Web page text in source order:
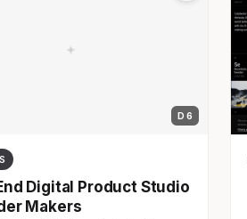
D 6
Digital Product Studio
Makers